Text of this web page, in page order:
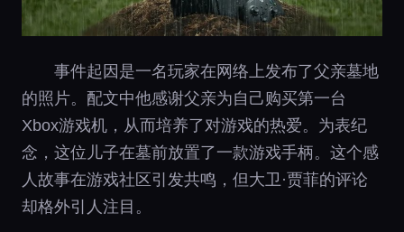
事件起因是一名玩家在网络上发布了父亲墓地
的照片。配文中他感谢父亲为自己购买第一台
Xbox游戏机，从而培养了对游戏的热爱。为表纪
念，这位儿子在墓前放置了一款游戏手柄。这个感
人故事在游戏社区引发共鸣，但大卫·贾菲的评论
却格外引人注目。